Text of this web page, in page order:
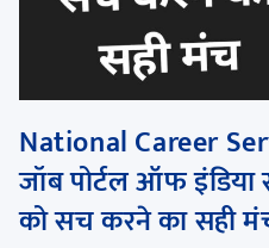
National Career
जॉब पोर्टल ऑफ
को सच करने का सही